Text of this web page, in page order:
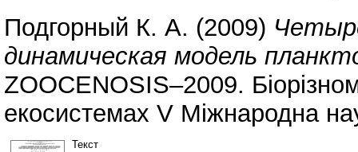
Подгорный К. А. (2009)
динамическая модель
ZOOCENOSIS–2009.
екосистемах V Міжнародна
Текст